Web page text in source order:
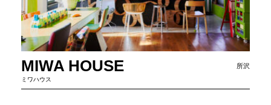
MIWA HOUSE
ミワハウス
所沢